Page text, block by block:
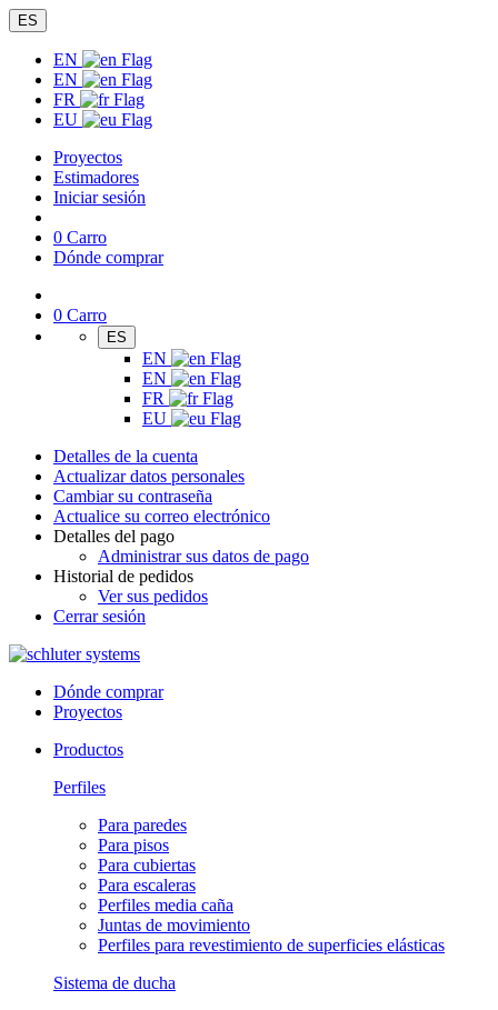
ES
EN
EN
FR
EU
Proyectos
Estimadores
Iniciar sesión
0 Carro
Dónde comprar
0 Carro
ES
EN
EN
FR
EU
Detalles de la cuenta
Actualizar datos personales
Cambiar su contraseña
Actualice su correo electrónico
Detalles del pago
Administrar sus datos de pago
Historial de pedidos
Ver sus pedidos
Cerrar sesión
Dónde comprar
Proyectos
Productos
Perfiles
Para paredes
Para pisos
Para cubiertas
Para escaleras
Perfiles media caña
Juntas de movimiento
Perfiles para revestimiento de superficies elásticas
Sistema de ducha